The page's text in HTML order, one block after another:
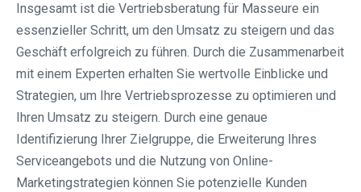
Insgesamt ist die Vertriebsberatung für Masseure ein
essenzieller Schritt, um den Umsatz zu steigern und das
Geschäft erfolgreich zu führen. Durch die Zusammenarbeit
mit einem Experten erhalten Sie wertvolle Einblicke und
Strategien, um Ihre Vertriebsprozesse zu optimieren und
Ihren Umsatz zu steigern. Durch eine genaue
Identifizierung Ihrer Zielgruppe, die Erweiterung Ihres
Serviceangebots und die Nutzung von Online-
Marketingstrategien können Sie potenzielle Kunden